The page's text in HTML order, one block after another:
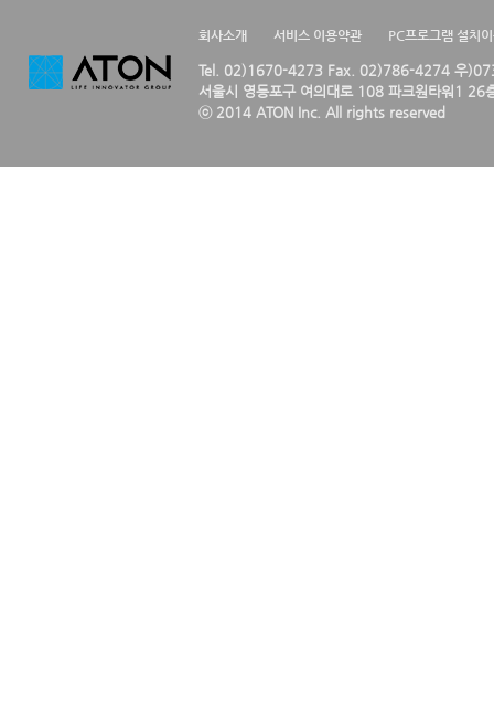
회사소개 서비스 이용약관 PC프로그램 설치
Tel. 02)1670-4273 Fax. 02)786-4274 우
서울시 영등포구 여의대로 108 파크원타워1 26
ⓒ 2014 ATON Inc. All rights reserved